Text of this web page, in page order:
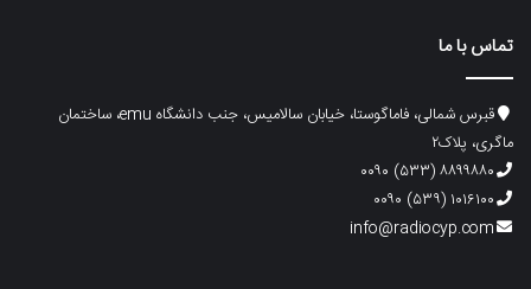
تماس با ما
قبرس شمالی، فاماگوستا، خیابان سالامیس، جنب دانشگاه emu، ساختمان
ماگری، پلاک۲
۸۸۹۹۸۸۰ (۵۳۳) ۰۰۹۰
۱۰۱۶۱۰۰ (۵۳۹) ۰۰۹۰
info@radiocyp.com